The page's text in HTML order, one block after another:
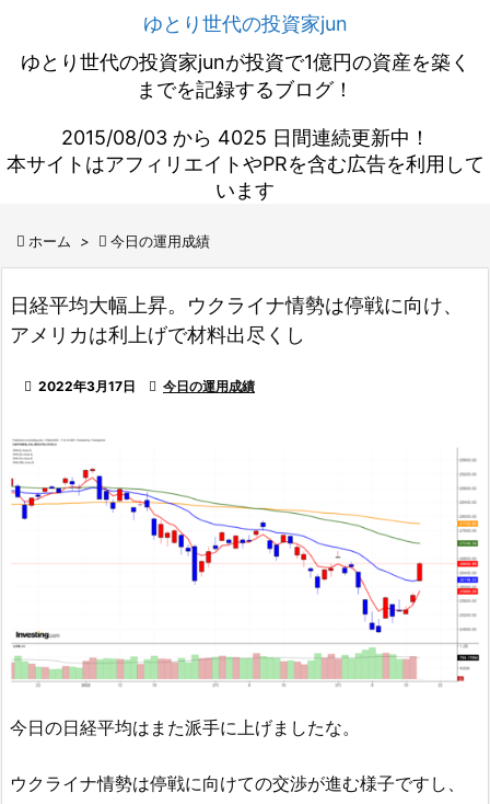
ゆとり世代の投資家jun
ゆとり世代の投資家junが投資で1億円の資産を築く
までを記録するブログ！
2015/08/03 から 4025 日間連続更新中！
本サイトはアフィリエイトやPRを含む広告を利用して
います
 ホーム >  今日の運用成績
日経平均大幅上昇。ウクライナ情勢は停戦に向け、
アメリカは利上げで材料出尽くし
 2022年3月17日  今日の運用成績
今日の日経平均はまた派手に上げましたな。
ウクライナ情勢は停戦に向けての交渉が進む様子ですし、